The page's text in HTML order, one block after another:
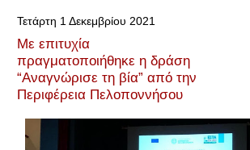
Τετάρτη 1 Δεκεμβρίου 2021
Με επιτυχία
πραγματοποιήθηκε η δράση
“Αναγνώρισε τη βία” από την
Περιφέρεια Πελοποννήσου